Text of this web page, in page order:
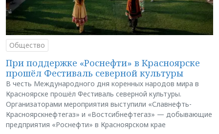
Общество
При поддержке «Роснефти» в Красноярске
прошёл Фестиваль северной культуры
В честь Международного дня коренных народов мира в
Красноярске прошёл Фестиваль северной культуры.
Организаторами мероприятия выступили «Славнефть-
Красноярскнефтегаз» и «Востсибнефтегаз» — добывающие
предприятия «Роснефти» в Красноярском крае